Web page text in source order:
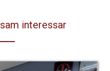
interessar